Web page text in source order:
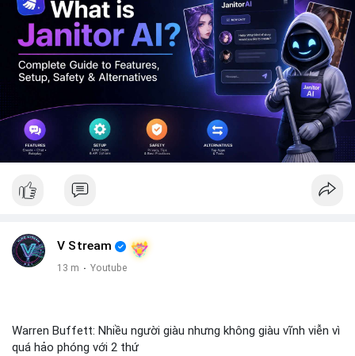
V Stream
13 m · Youtube
Warren Buffett: Nhiều người giàu nhưng không giàu vĩnh viễn vì
quá hảo phóng với 2 thứ